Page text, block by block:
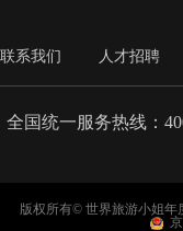
全国统一服务热线：
联系我们 人才招聘
版权所有© 世界旅游小姐年